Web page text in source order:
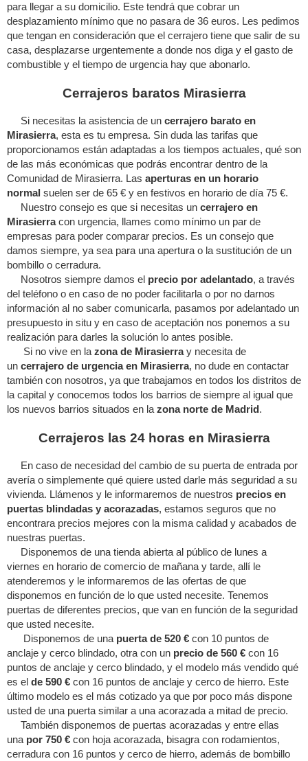
para llegar a su domicilio. Este tendrá que cobrar un
desplazamiento mínimo que no pasara de 36 euros. Les pedimos
que tengan en consideración que el cerrajero tiene que salir de su
casa, desplazarse urgentemente a donde nos diga y el gasto de
combustible y el tiempo de urgencia hay que abonarlo.
Cerrajeros baratos Mirasierra
Si necesitas la asistencia de un cerrajero barato en
Mirasierra, esta es tu empresa. Sin duda las tarifas que
proporcionamos están adaptadas a los tiempos actuales, qué son
de las más económicas que podrás encontrar dentro de la
Comunidad de Mirasierra. Las aperturas en un horario
normal suelen ser de 65 € y en festivos en horario de día 75 €.
Nuestro consejo es que si necesitas un cerrajero en
Mirasierracon urgencia, llames como mínimo un par de
empresas para poder comparar precios. Es un consejo que
damos siempre, ya sea para una apertura o la sustitución de un
bombillo o cerradura.
Nosotros siempre damos el precio por adelantado, a través
del teléfono o en caso de no poder facilitarla o por no darnos
información al no saber comunicarla, pasamos por adelantado un
presupuesto in situ y en caso de aceptación nos ponemos a su
realización para darles la solución lo antes posible.
Si no vive en la zona de Mirasierray necesita de
un cerrajero de urgencia en Mirasierra, no dude en contactar
también con nosotros, ya que trabajamos en todos los distritos de
la capital y conocemos todos los barrios de siempre al igual que
los nuevos barrios situados en la zona norte de Madrid .
Cerrajeros las 24 horas en Mirasierra
En caso de necesidad del cambio de su puerta de entrada por
avería o simplemente qué quiere usted darle más seguridad a su
vivienda. Llámenos y le informaremos de nuestros precios en
puertas blindadas y acorazadas, estamos seguros que no
encontrara precios mejores con la misma calidad y acabados de
nuestras puertas.
Disponemos de una tienda abierta al público de lunes a
viernes en horario de comercio de mañana y tarde, allí le
atenderemos y le informaremos de las ofertas de que
disponemos en función de lo que usted necesite. Tenemos
puertas de diferentes precios, que van en función de la seguridad
que usted necesite.
Disponemos de una puerta de 520 € con 10 puntos de
anclaje y cerco blindado, otra con un precio de 560 € con 16
puntos de anclaje y cerco blindado, y el modelo más vendido qué
es el de 590 € con 16 puntos de anclaje y cerco de hierro. Este
último modelo es el más cotizado ya que por poco más dispone
usted de una puerta similar a una acorazada a mitad de precio.
También disponemos de puertas acorazadas y entre ellas
una por 750 € con hoja acorazada, bisagra con rodamientos,
cerradura con 16 puntos y cerco de hierro, además de bombillo